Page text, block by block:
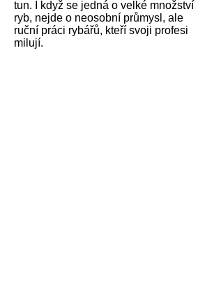
tun. I když se jedná o velké množství
ryb, nejde o neosobní průmysl, ale
ruční práci rybářů, kteří svoji profesi
milují.